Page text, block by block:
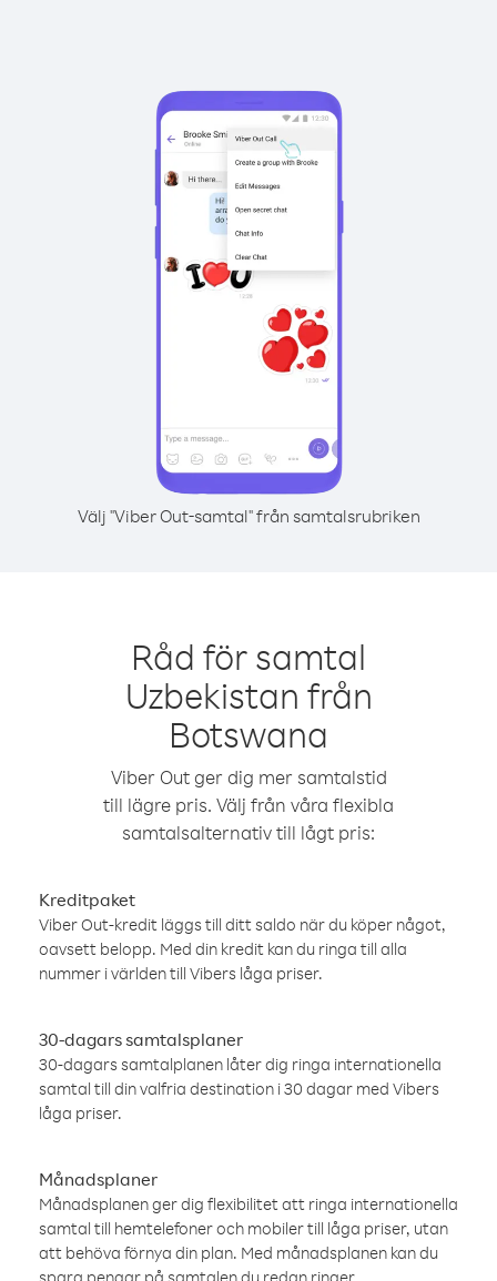
Välj "Viber Out-samtal" från samtalsrubriken
Råd för samtal
Uzbekistan från
Botswana
Viber Out ger dig mer samtalstid
till lägre pris. Välj från våra flexibla
samtalsalternativ till lågt pris:
Kreditpaket
Viber Out-kredit läggs till ditt saldo när du köper något,
oavsett belopp. Med din kredit kan du ringa till alla
nummer i världen till Vibers låga priser.
30-dagars samtalsplaner
30-dagars samtalplanen låter dig ringa internationella
samtal till din valfria destination i 30 dagar med Vibers
låga priser.
Månadsplaner
Månadsplanen ger dig flexibilitet att ringa internationella
samtal till hemtelefoner och mobiler till låga priser, utan
att behöva förnya din plan. Med månadsplanen kan du